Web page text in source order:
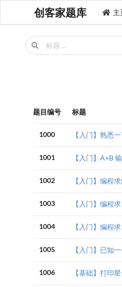
创客家题库 主
题目编号 标题
1000 【入门】熟悉
1001 【入门】A+B
1002 【入门】编程
1003 【入门】编程
1004 【入门】编程
1005 【入门】已知
1006 【基础】打印